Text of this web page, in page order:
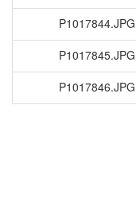
P1017844.JPG
P1017845.JPG
P1017846.JPG